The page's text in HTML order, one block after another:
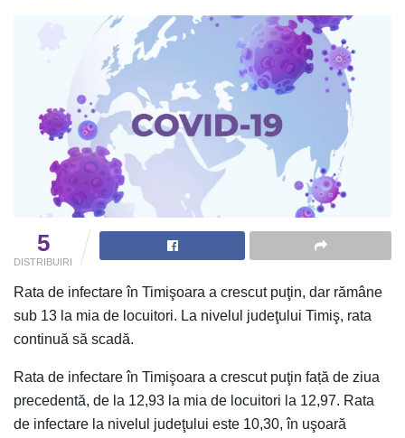
5
DISTRIBUIRI
Rata de infectare în Timişoara a crescut puţin, dar rămâne
sub 13 la mia de locuitori. La nivelul judeţului Timiş, rata
continuă să scadă.
Rata de infectare în Timişoara a crescut puţin față de ziua
precedentă, de la 12,93 la mia de locuitori la 12,97. Rata
de infectare la nivelul judeţului este 10,30, în uşoară